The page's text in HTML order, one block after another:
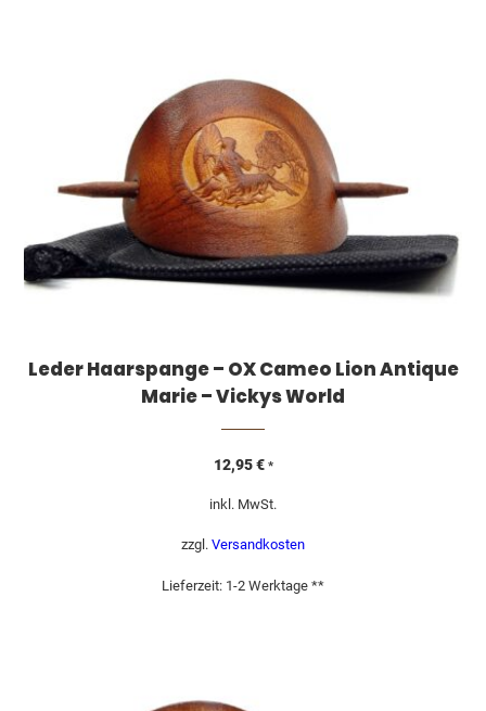
Leder Haarspange – OX Cameo Lion Antique
Marie – Vickys World
12,95€ *
inkl. MwSt.
zzgl. Versandkosten
Lieferzeit: 1-2 Werktage **